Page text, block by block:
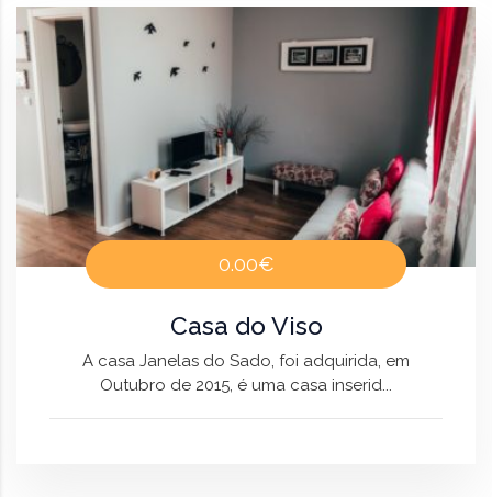
0.00€
Casa do Viso
A casa Janelas do Sado, foi adquirida, em
Outubro de 2015, é uma casa inserid...